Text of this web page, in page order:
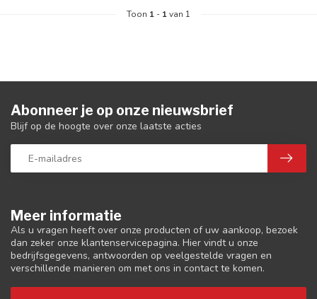
Toon 1 - 1van 1
Meer informatie
Als u vragen heeft over onze producten of uw aankoop, bezoek
dan zeker onze klantenservicepagina. Hier vindt u onze
bedrijfsgegevens, antwoorden op veelgestelde vragen en
verschillende manieren om met ons in contact te komen.
Abonneer je op onze nieuwsbrief
Blijf op de hoogte over onze laatste acties